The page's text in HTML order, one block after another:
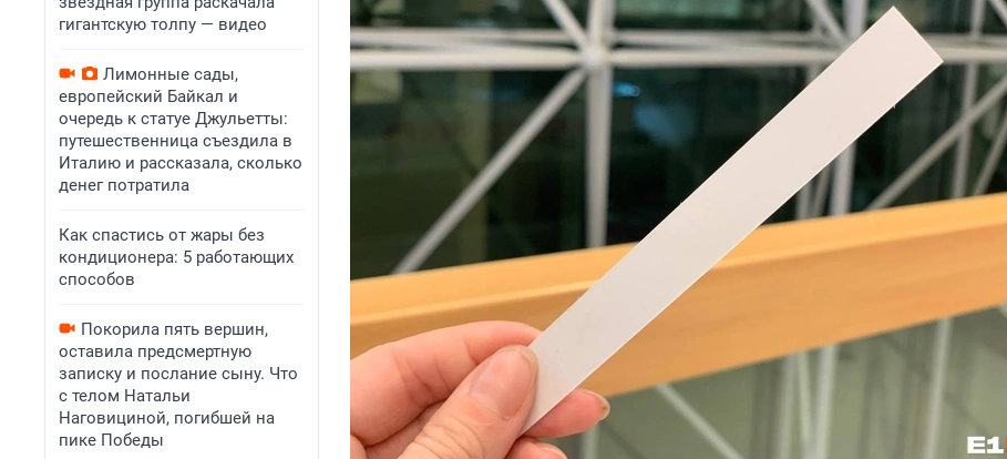
гигантскую толпу — видео
Лимонные сады,
европейский Байкал и
очередь к статуе Джульетты:
путешественница съездила в
Италию и рассказала, сколько
денег потратила
Как спастись от жары без
кондиционера: 5 работающих
способов
Покорила пять вершин,
оставила предсмертную
записку и послание сыну. Что
с телом Натальи
Наговициной, погибшей на
пике Победы